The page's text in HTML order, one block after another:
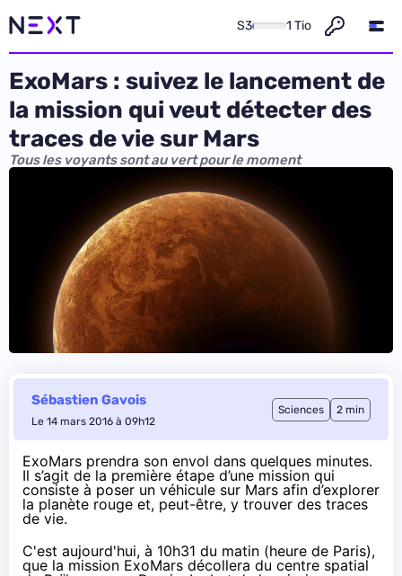
S3 1 Tio
ExoMars : suivez le lancement de
la mission qui veut détecter des
traces de vie sur Mars
Tous les voyants sont au vert pour le moment
Sébastien Gavois
Le 14 mars 2016 à 09h12
Sciences 2 min
ExoMars prendra son envol dans quelques minutes.
Il s’agit de la première étape d’une mission qui
consiste à poser un véhicule sur Mars afin d’explorer
la planète rouge et, peut-être, y trouver des traces
de vie.
C'est aujourd'hui, à 10h31 du matin (heure de Paris),
que la mission ExoMars décollera du centre spatial